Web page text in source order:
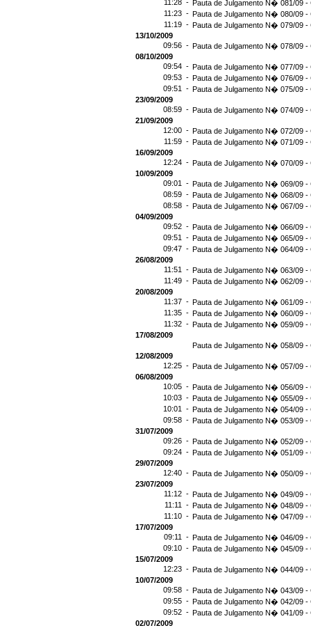
11:28 - Pauta de Julgamento N� 081/09 -
11:23 - Pauta de Julgamento N� 080/09 -
11:19 - Pauta de Julgamento N� 079/09 -
13/10/2009
09:56 - Pauta de Julgamento N� 078/09 -
08/10/2009
09:54 - Pauta de Julgamento N� 077/09 -
09:53 - Pauta de Julgamento N� 076/09 -
09:51 - Pauta de Julgamento N� 075/09 -
23/09/2009
08:59 - Pauta de Julgamento N� 074/09 -
21/09/2009
12:00 - Pauta de Julgamento N� 072/09 -
11:59 - Pauta de Julgamento N� 071/09 -
16/09/2009
12:24 - Pauta de Julgamento N� 070/09 -
10/09/2009
09:01 - Pauta de Julgamento N� 069/09 -
08:59 - Pauta de Julgamento N� 068/09 -
08:58 - Pauta de Julgamento N� 067/09 -
04/09/2009
09:52 - Pauta de Julgamento N� 066/09 -
09:51 - Pauta de Julgamento N� 065/09 -
09:47 - Pauta de Julgamento N� 064/09 -
26/08/2009
11:51 - Pauta de Julgamento N� 063/09 -
11:49 - Pauta de Julgamento N� 062/09 -
20/08/2009
11:37 - Pauta de Julgamento N� 061/09 -
11:35 - Pauta de Julgamento N� 060/09 -
11:32 - Pauta de Julgamento N� 059/09 -
17/08/2009
Pauta de Julgamento N� 058/09 -
12/08/2009
12:25 - Pauta de Julgamento N� 057/09 -
06/08/2009
10:05 - Pauta de Julgamento N� 056/09 -
10:03 - Pauta de Julgamento N� 055/09 -
10:01 - Pauta de Julgamento N� 054/09 -
09:58 - Pauta de Julgamento N� 053/09 -
31/07/2009
09:26 - Pauta de Julgamento N� 052/09 -
09:24 - Pauta de Julgamento N� 051/09 -
29/07/2009
12:40 - Pauta de Julgamento N� 050/09 -
23/07/2009
11:12 - Pauta de Julgamento N� 049/09 -
11:11 - Pauta de Julgamento N� 048/09 -
11:10 - Pauta de Julgamento N� 047/09 -
17/07/2009
09:11 - Pauta de Julgamento N� 046/09 -
09:10 - Pauta de Julgamento N� 045/09 -
15/07/2009
12:23 - Pauta de Julgamento N� 044/09 -
10/07/2009
09:58 - Pauta de Julgamento N� 043/09 -
09:55 - Pauta de Julgamento N� 042/09 -
09:52 - Pauta de Julgamento N� 041/09 -
02/07/2009